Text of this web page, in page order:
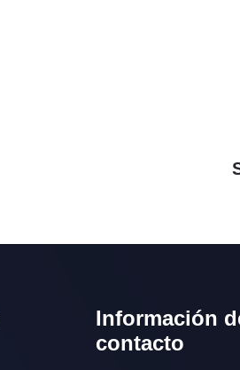
Información
contacto